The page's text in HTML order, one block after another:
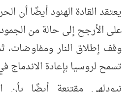
يعتقد القادة الهنود أيضًا أن
على الأرجح إلى حالة من
وقف إطلاق النار ومفاوضات،
تسمح لروسيا بإعادة الاندماج